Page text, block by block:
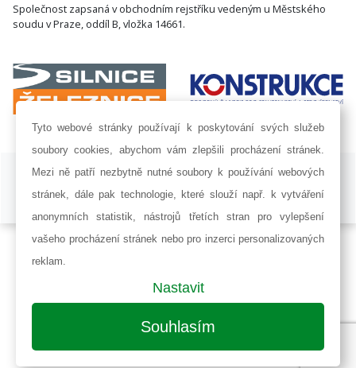
Společnost zapsaná v obchodním rejstříku vedeným u Městského
soudu v Praze, oddíl B, vložka 14661.
ISSN 1802-8535 © 2009 - 2026 AF POWER agency a.s. |
Nastavení
Developed by:
Railsformers s.r.o.
Tyto webové stránky používají k poskytování svých služeb
soubory cookies, abychom vám zlepšili procházení stránek.
Mezi ně patří nezbytně nutné soubory k používání webových
stránek, dále pak technologie, které slouží např. k vytváření
anonymních statistik, nástrojů třetích stran pro vylepšení
vašeho procházení stránek nebo pro inzerci personalizovaných
reklam.
Nastavit
Souhlasím